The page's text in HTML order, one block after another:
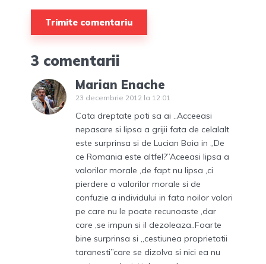
3 comentarii
Marian Enache
23 decembrie 2012 la 12:01
Cata dreptate poti sa ai ..Acceeasi
nepasare si lipsa a grijii fata de celalalt
este surprinsa si de Lucian Boia in „De
ce Romania este altfel?”Aceeasi lipsa a
valorilor morale ,de fapt nu lipsa ,ci
pierdere a valorilor morale si de
confuzie a individului in fata noilor valori
pe care nu le poate recunoaste ,dar
care ,se impun si il dezoleaza..Foarte
bine surprinsa si „cestiunea proprietatii
taranesti”care se dizolva si nici ea nu